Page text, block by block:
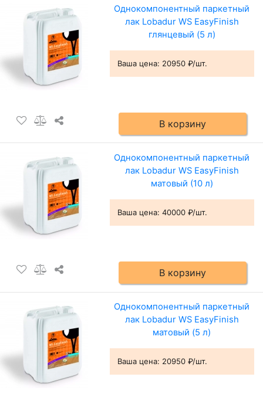
Однокомпонентный паркетный
лак Lobadur WS EasyFinish
глянцевый (5 л)
Ваша цена: 20950 ₽/шт.
В корзину
Однокомпонентный паркетный
лак Lobadur WS EasyFinish
матовый (10 л)
Ваша цена: 40000 ₽/шт.
В корзину
Однокомпонентный паркетный
лак Lobadur WS EasyFinish
матовый (5 л)
Ваша цена: 20950 ₽/шт.